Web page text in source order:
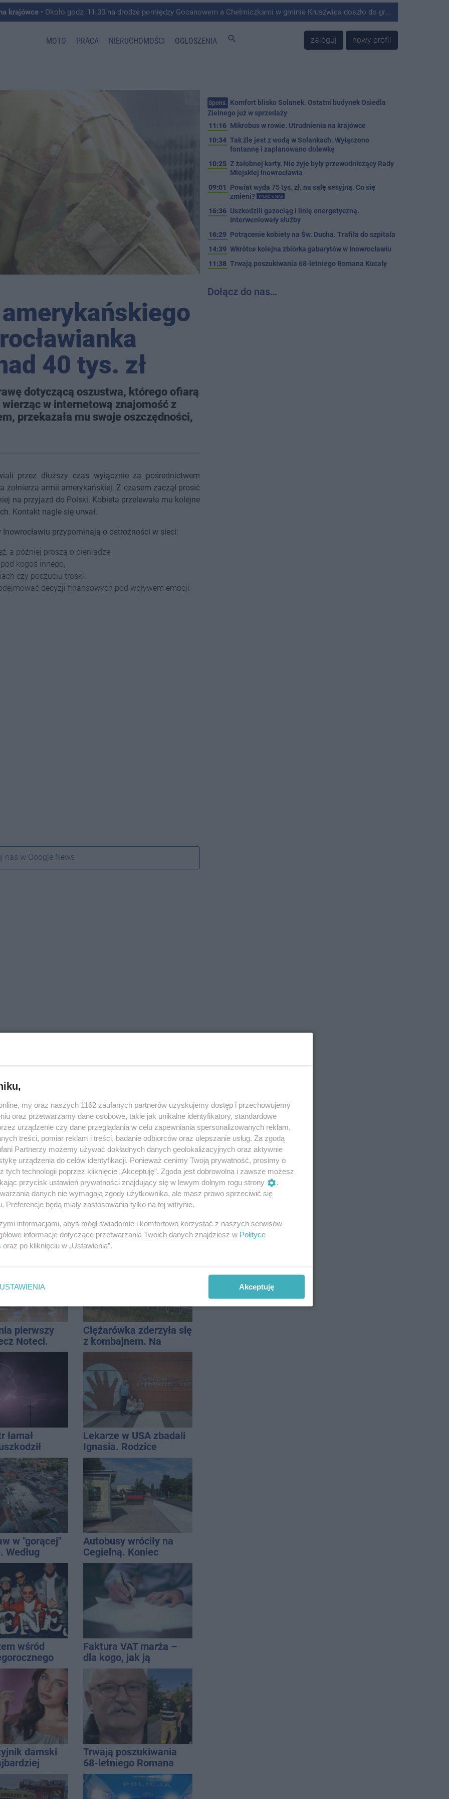
krajówce • Około godz. 11.00 na drodze pomiędzy Gocanowem a Chełmiczkami w gminie Kruszwica doszło do groźnie wyglądającego zdarzenia.
MOTO PRACA NIERUCHOMOŚCI OGŁOSZENIA search zaloguj nowy profil
40 tys. zł
dotyczącą oszustwa, którego ofiarą
w internetową znajomość z
przekazała mu swoje oszczędności,
przez dłuższy czas wyłącznie za pośrednictwem
żołnierza armii amerykańskiej. Z czasem zaczął prosić
na przyjazd do Polski. Kobieta przelewała mu kolejne
Kontakt nagle się urwał.
przypominają o ostrożności w sieci:
a później proszą o pieniądze,
kogoś innego,
czy poczuciu troski.
decyzji finansowych pod wpływem emocji.
nas w Google News
a przed
stanie
ARENA
Tour de Pologne. Tak 21
lat temu kolarze
startowali z
Inowrocławia
ul.
Nie żyje
wypadła z
Kto siedział za
kierownicą Golfa?
Kierowca zbiegł po
pierwszy
Noteci.
terminarz
Ciężarówka zderzyła się
z kombajnem. Na
miejscu lądował
śmigłowiec LPR
łamał
koniec
Lekarze w USA zbadali
Ignasia. Rodzice
przekazali wieści
w "gorącej"
Według
nasze
jednym z
narażonych
Autobusy wróciły na
Cegielną. Koniec
remontu zatok
wśród
Faktura VAT marża –
dla kogo, jak ją
wystawić i jak rozliczyć
damski
Modele,
do wielu
Trwają poszukiwania
68-letniego Romana
Kucały
Spons. Komfort blisko Solanek. Ostatni budynek Osiedla
Zielnego już w sprzedaży
11:16 Mikrobus w rowie. Utrudnienia na krajówce
10:34 Tak źle jest z wodą w Solankach. Wyłączono
fontannę i zaplanowano dolewkę
10:25 Z żałobnej karty. Nie żyje były przewodniczący Rady
Miejskiej Inowrocławia
09:01
Powiat wyda 75 tys. zł. na salę sesyjną. Co się
zmieni?
TYLKO U NAS
16:36 Uszkodzili gazociąg i linię energetyczną.
Interweniowały służby
16:29 Potrącenie kobiety na Św. Ducha. Trafiła do szpitala
14:39 Wkrótce kolejna zbiórka gabarytów w Inowrocławiu
11:38 Trwają poszukiwania 68-letniego Romana Kucały
Dołącz do nas…
my oraz naszych 1162 zaufanych partnerów uzyskujemy dostęp i przechowujemy
oraz przetwarzamy dane osobowe, takie jak unikalne identyfikatory, standardowe
urządzenie czy dane przeglądania w celu zapewniania spersonalizowanych reklam,
treści, pomiar reklam i treści, badanie odbiorców oraz ulepszanie usług. Za zgodą
Partnerzy możemy używać dokładnych danych geolokalizacyjnych oraz aktywnie
urządzenia do celów identyfikacji. Ponieważ cenimy Twoją prywatność, prosimy o
tych technologii poprzez kliknięcie „Akceptuję”. Zgoda jest dobrowolna i zawsze możesz
przycisk ustawień prywatności znajdujący się w lewym dolnym rogu strony
.
danych nie wymagają zgody użytkownika, ale masz prawo sprzeciwić się
Preferencje będą miały zastosowania tylko na tej witrynie.
informacjami, abyś mógł świadomie i komfortowo korzystać z naszych serwisów
informacje dotyczące przetwarzania Twoich danych znajdziesz w Polityce
oraz po kliknięciu w „Ustawienia”.
USTAWIENIA Akceptuję